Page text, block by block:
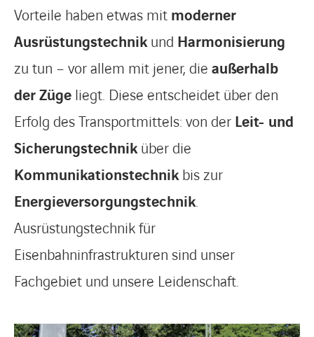
Vorteile haben etwas mit moderner
Ausrüstungstechnikund Harmonisierung
zu tun – vor allem mit jener, die außerhalb
der Züge liegt. Diese entscheidet über den
Erfolg des Transportmittels: von der Leit- und
Sicherungstechniküber die
Kommunikationstechnikbis zur
Energieversorgungstechnik.
Ausrüstungstechnik für
Eisenbahninfrastrukturen sind unser
Fachgebiet und unsere Leidenschaft.